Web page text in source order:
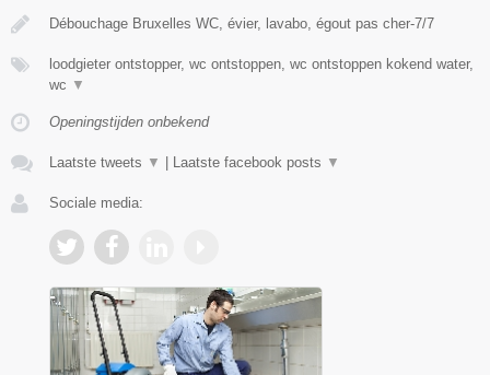
Débouchage Bruxelles WC, évier, lavabo, égout pas cher-7/7
loodgieter ontstopper, wc ontstoppen, wc ontstoppen kokend water,
wc ▼
Openingstijden onbekend
Laatste tweets ▼ Laatste facebook posts ▼
Sociale media: